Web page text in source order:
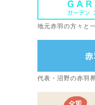
地元赤羽の方々と
代表・沼野の赤羽